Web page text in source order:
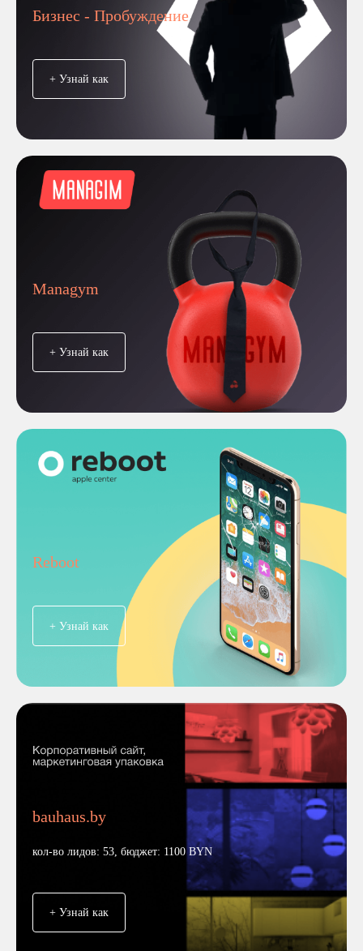
Бизнес - Пробуждение
+ Узнай как
Managym
+ Узнай как
Reboot
+ Узнай как
bauhaus.by
кол-во лидов: 53, бюджет: 1100 BYN
+ Узнай как